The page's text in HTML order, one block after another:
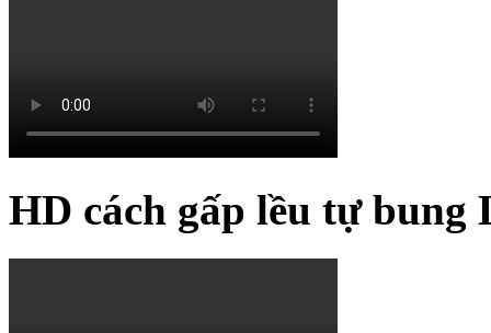
HD cách gấp lều tự bung